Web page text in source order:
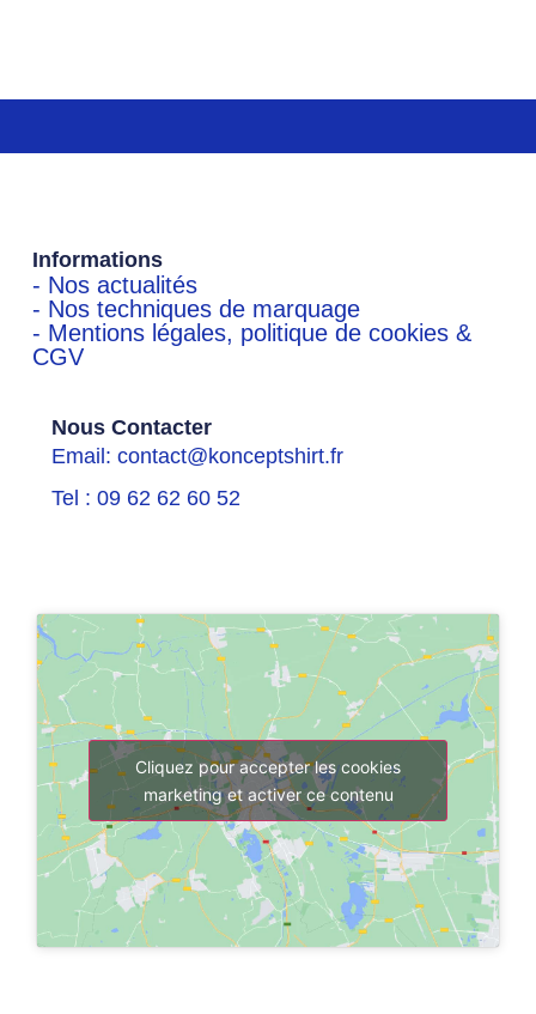
Informations
- Nos actualités
- Nos techniques de marquage
- Mentions légales, politique de cookies &
CGV
Nous Contacter
Email: contact@konceptshirt.fr
Tel : 09 62 62 60 52
Cliquez pour accepter les cookies
marketing et activer ce contenu